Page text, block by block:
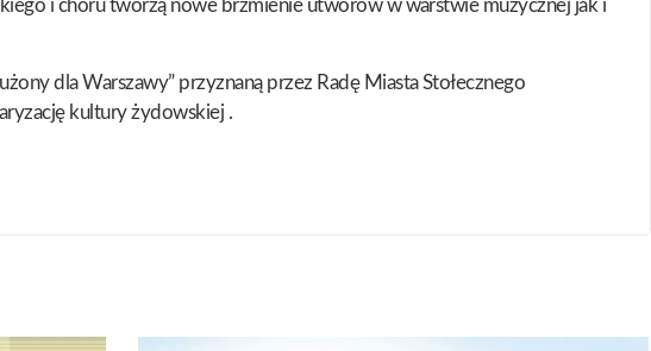
i chóru tworzą nowe brzmienie utworów w warstwie muzycznej jak i
dla Warszawy” przyznaną przez Radę Miasta Stołecznego
kultury żydowskiej .